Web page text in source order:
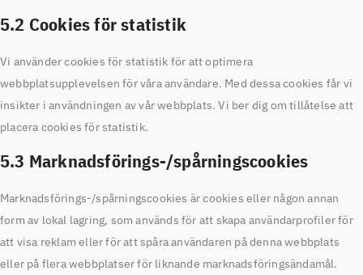
5.2 Cookies för statistik
Vi använder cookies för statistik för att optimera
webbplatsupplevelsen för våra användare. Med dessa cookies får vi
insikter i användningen av vår webbplats. Vi ber dig om tillåtelse att
placera cookies för statistik.
5.3 Marknadsförings-/spårningscookies
Marknadsförings-/spårningscookies är cookies eller någon annan
form av lokal lagring, som används för att skapa användarprofiler för
att visa reklam eller för att spåra användaren på denna webbplats
eller på flera webbplatser för liknande marknadsföringsändamål.